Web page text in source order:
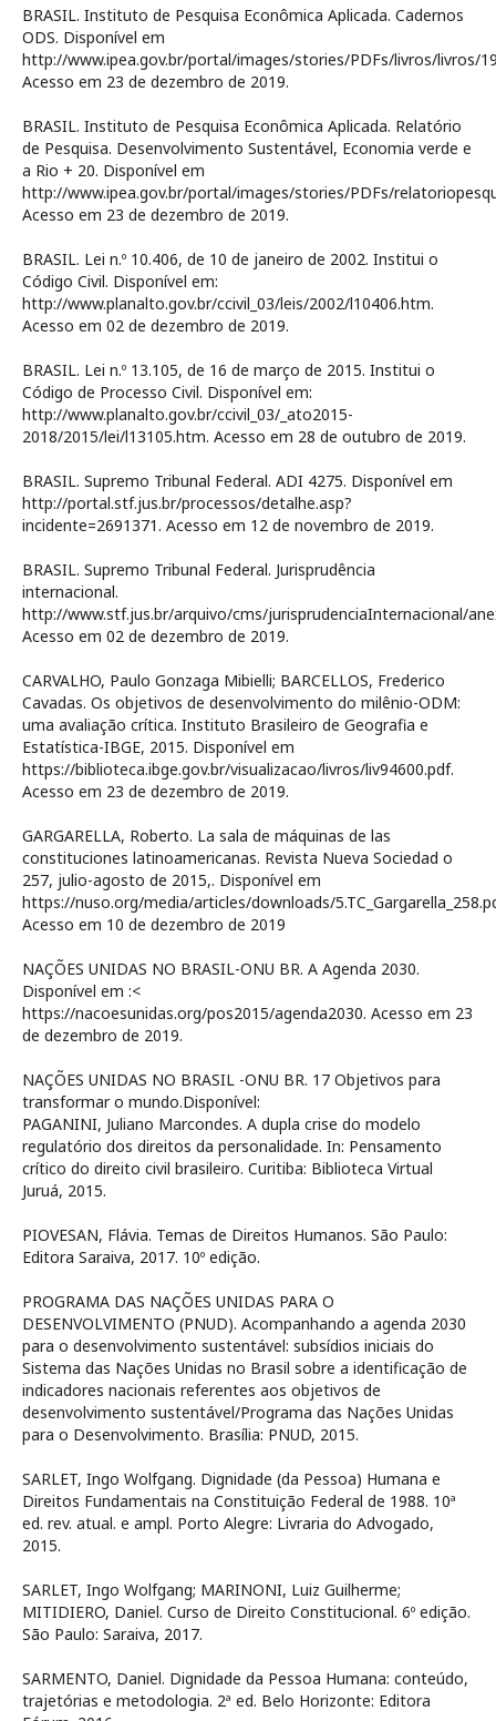
BRASIL. Instituto de Pesquisa Econômica Aplicada. Cadernos
ODS. Disponível em
http://www.ipea.gov.br/portal/images/stories/PDFs/livros/livros/
Acesso em 23 de dezembro de 2019.
BRASIL. Instituto de Pesquisa Econômica Aplicada. Relatório
de Pesquisa. Desenvolvimento Sustentável, Economia verde e
a Rio + 20. Disponível em
http://www.ipea.gov.br/portal/images/stories/PDFs/
Acesso em 23 de dezembro de 2019.
BRASIL. Lei n.º 10.406, de 10 de janeiro de 2002. Institui o
Código Civil. Disponível em:
http://www.planalto.gov.br/ccivil_03/leis/2002/l10406.htm.
Acesso em 02 de dezembro de 2019.
BRASIL. Lei n.º 13.105, de 16 de março de 2015. Institui o
Código de Processo Civil. Disponível em:
http://www.planalto.gov.br/ccivil_03/_ato2015-
2018/2015/lei/l13105.htm. Acesso em 28 de outubro de 2019.
BRASIL. Supremo Tribunal Federal. ADI 4275. Disponível em
http://portal.stf.jus.br/processos/detalhe.asp?
incidente=2691371. Acesso em 12 de novembro de 2019.
BRASIL. Supremo Tribunal Federal. Jurisprudência
internacional.
http://www.stf.jus.br/arquivo/cms/jurisprudenciaInternacional/
Acesso em 02 de dezembro de 2019.
CARVALHO, Paulo Gonzaga Mibielli; BARCELLOS, Frederico
Cavadas. Os objetivos de desenvolvimento do milênio-ODM:
uma avaliação crítica. Instituto Brasileiro de Geografia e
Estatística-IBGE, 2015. Disponível em
https://biblioteca.ibge.gov.br/visualizacao/livros/liv94600.pdf.
Acesso em 23 de dezembro de 2019.
GARGARELLA, Roberto. La sala de máquinas de las
constituciones latinoamericanas. Revista Nueva Sociedad o
257, julio-agosto de 2015,. Disponível em
https://nuso.org/media/articles/downloads/
Acesso em 10 de dezembro de 2019
NAÇÕES UNIDAS NO BRASIL-ONU BR. A Agenda 2030.
Disponível em :<
https://nacoesunidas.org/pos2015/agenda2030. Acesso em 23
de dezembro de 2019.
NAÇÕES UNIDAS NO BRASIL -ONU BR. 17 Objetivos para
transformar o mundo.Disponível:
PAGANINI, Juliano Marcondes. A dupla crise do modelo
regulatório dos direitos da personalidade. In: Pensamento
crítico do direito civil brasileiro. Curitiba: Biblioteca Virtual
Juruá, 2015.
PIOVESAN, Flávia. Temas de Direitos Humanos. São Paulo:
Editora Saraiva, 2017. 10º edição.
PROGRAMA DAS NAÇÕES UNIDAS PARA O
DESENVOLVIMENTO (PNUD). Acompanhando a agenda 2030
para o desenvolvimento sustentável: subsídios iniciais do
Sistema das Nações Unidas no Brasil sobre a identificação de
indicadores nacionais referentes aos objetivos de
desenvolvimento sustentável/Programa das Nações Unidas
para o Desenvolvimento. Brasília: PNUD, 2015.
SARLET, Ingo Wolfgang. Dignidade (da Pessoa) Humana e
Direitos Fundamentais na Constituição Federal de 1988. 10ª
ed. rev. atual. e ampl. Porto Alegre: Livraria do Advogado,
2015.
SARLET, Ingo Wolfgang; MARINONI, Luiz Guilherme;
MITIDIERO, Daniel. Curso de Direito Constitucional. 6º edição.
São Paulo: Saraiva, 2017.
SARMENTO, Daniel. Dignidade da Pessoa Humana: conteúdo,
trajetórias e metodologia. 2ª ed. Belo Horizonte: Editora